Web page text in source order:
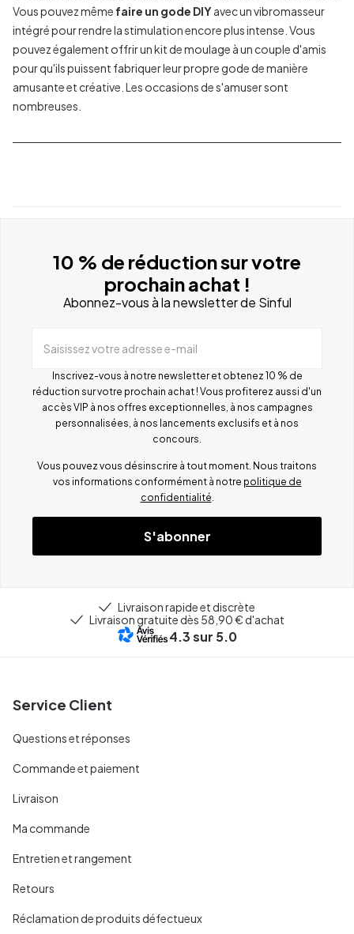
Vous pouvez même faire un gode DIYavec un vibromasseur
intégré pour rendre la stimulation encore plus intense. Vous
pouvez également offrir un kit de moulage à un couple d'amis
pour qu'ils puissent fabriquer leur propre gode de manière
amusante et créative. Les occasions de s'amuser sont
nombreuses.
10 % de réduction sur votre
prochain achat !
Abonnez-vous à la newsletter de Sinful
Saisissez votre adresse e-mail
Inscrivez-vous à notre newsletter et obtenez 10 % de
réduction sur votre prochain achat ! Vous profiterez aussi d'un
accès VIP à nos offres exceptionnelles, à nos campagnes
personnalisées, à nos lancements exclusifs et à nos
concours.
Vous pouvez vous désinscrire à tout moment. Nous traitons
vos informations conformément à notre politique de
confidentialité.
S'abonner
Livraison rapide et discrète
Livraison gratuite dès 58,90 € d'achat
4.3sur 5.0
Service Client
Questions et réponses
Commande et paiement
Livraison
Ma commande
Entretien et rangement
Retours
Réclamation de produits défectueux